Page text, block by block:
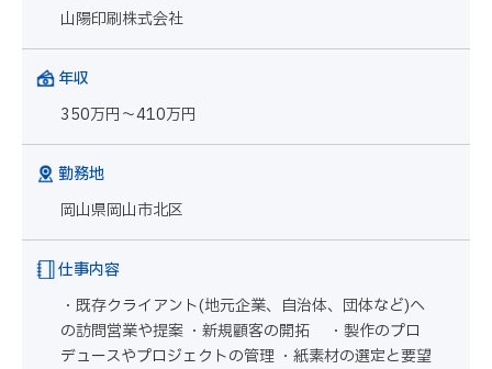
山陽印刷株式会社
年収
350万円～410万円
勤務地
岡山県岡山市北区
仕事内容
・既存クライアント(地元企業、自治体、団体など)へ
の訪問営業や提案 ・新規顧客の開拓 ・製作のプロ
デュースやプロジェクトの管理 ・紙素材の選定と要望